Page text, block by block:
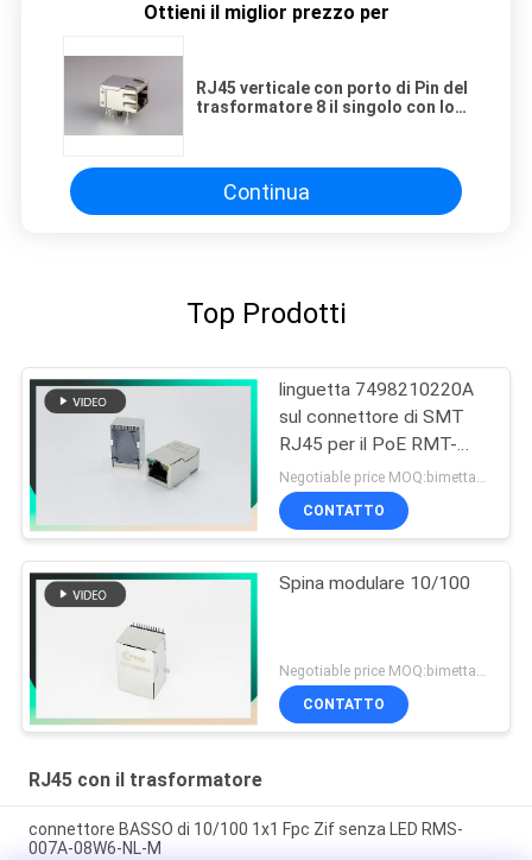
Ottieni il miglior prezzo per
RJ45 verticale con porto di Pin del
trasformatore 8 il singolo con lo
Continua
Top Prodotti
linguetta 7498210220A
sul connettore di SMT
RJ45 per il PoE RMT-
462A-12F6-GY
CONTATTO
Spina modulare 10/100
CONTATTO
RJ45 con il trasformatore
connettore BASSO di 10/100 1x1 Fpc Zif senza LED RMS-
007A-08W6-NL-M